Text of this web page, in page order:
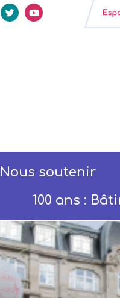
Nous soutenir
100 ans :